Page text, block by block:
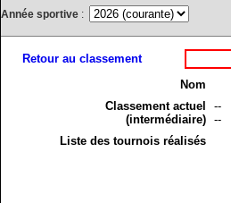
Année sportive :
Retour au classement
Nom
Classement actuel
(intermédiaire)
--
--
Liste des tournois réalisés